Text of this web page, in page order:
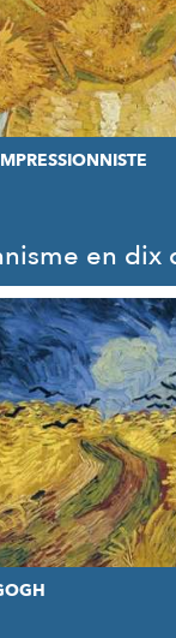
en dix